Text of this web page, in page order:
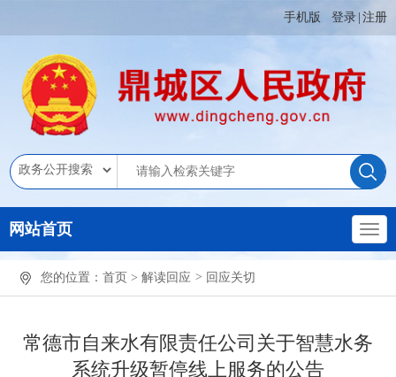
手机版 登录 注册
网站首页
您的位置： 首页 > 解读回应 > 回应关切
常德市自来水有限责任公司关于智慧水务
系统升级暂停线上服务的公告